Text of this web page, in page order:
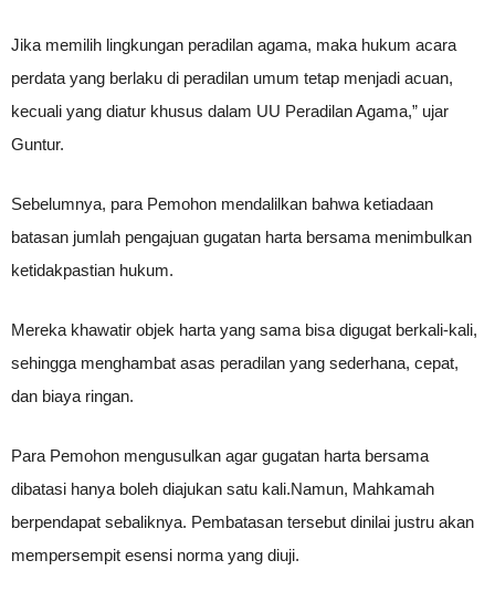
Jika memilih lingkungan peradilan agama, maka hukum acara
perdata yang berlaku di peradilan umum tetap menjadi acuan,
kecuali yang diatur khusus dalam UU Peradilan Agama,” ujar
Guntur.
Sebelumnya, para Pemohon mendalilkan bahwa ketiadaan
batasan jumlah pengajuan gugatan harta bersama menimbulkan
ketidakpastian hukum.
Mereka khawatir objek harta yang sama bisa digugat berkali-kali,
sehingga menghambat asas peradilan yang sederhana, cepat,
dan biaya ringan.
Para Pemohon mengusulkan agar gugatan harta bersama
dibatasi hanya boleh diajukan satu kali.Namun, Mahkamah
berpendapat sebaliknya. Pembatasan tersebut dinilai justru akan
mempersempit esensi norma yang diuji.